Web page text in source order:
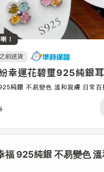
！
前送貨
幸運花碧璽925純銀
純銀 不易變色 溫和親膚 日常百
福 925純銀 不易變色 溫